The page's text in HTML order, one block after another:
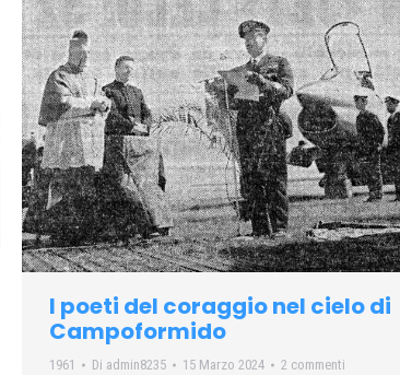
I poeti del coraggio nel cielo di
Campoformido
1961 Di admin8235 15 Marzo 2024 2 commenti